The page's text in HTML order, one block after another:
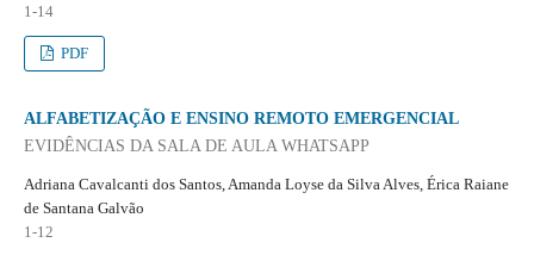
1-14
PDF
ALFABETIZAÇÃO E ENSINO REMOTO EMERGENCIAL
EVIDÊNCIAS DA SALA DE AULA WHATSAPP
Adriana Cavalcanti dos Santos, Amanda Loyse da Silva Alves, Érica Raiane
de Santana Galvão
1-12